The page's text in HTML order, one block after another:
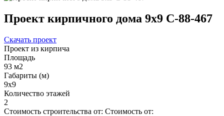
Проект кирпичного дома 9х9 С-88-467
Скачать проект
Проект из кирпича
Площадь
93 м2
Габариты (м)
9х9
Количество этажей
2
Стоимость строительства от: Стоимость от: